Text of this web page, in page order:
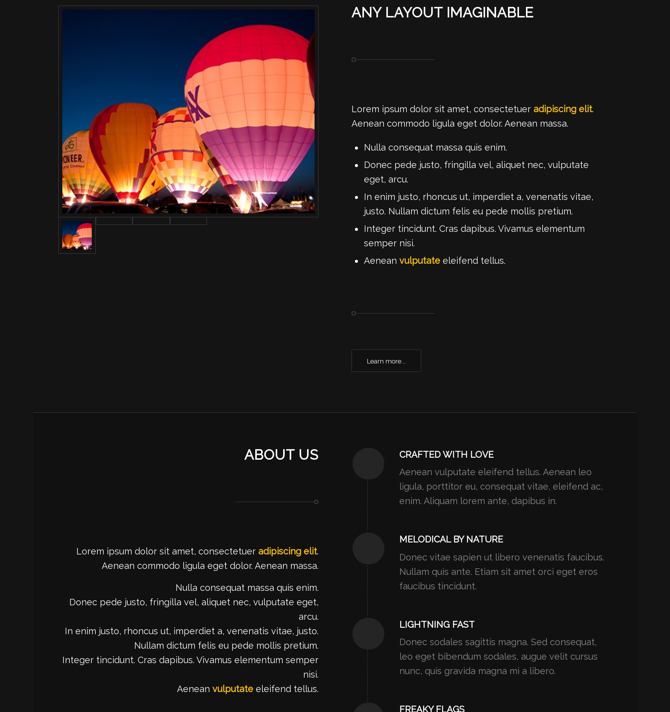
ANY LAYOUT IMAGINABLE
Lorem ipsum dolor sit amet, consectetueradipiscing elit.
Aenean commodo ligula eget dolor. Aenean massa.
Nulla consequat massa quis enim.
Donec pede justo, fringilla vel, aliquet nec, vulputate
eget, arcu.
In enim justo, rhoncus ut, imperdiet a, venenatis vitae,
justo. Nullam dictum felis eu pede mollis pretium.
Integer tincidunt. Cras dapibus. Vivamus elementum
semper nisi.
Aeneanvulputate eleifend tellus.
Learn more...
ABOUT US
Lorem ipsum dolor sit amet, consectetuer adipiscing elit.
Aenean commodo ligula eget dolor. Aenean massa.
Nulla consequat massa quis enim.
Donec pede justo, fringilla vel, aliquet nec, vulputate eget,
arcu.
In enim justo, rhoncus ut, imperdiet a, venenatis vitae, justo.
Nullam dictum felis eu pede mollis pretium.
Integer tincidunt. Cras dapibus. Vivamus elementum semper
nisi.
Aenean vulputateeleifend tellus.
CRAFTED WITH LOVE
Aenean vulputate eleifend tellus. Aenean leo
ligula, porttitor eu, consequat vitae, eleifend ac,
enim. Aliquam lorem ante, dapibus in.
MELODICAL BY NATURE
Donec vitae sapien ut libero venenatis faucibus.
Nullam quis ante. Etiam sit amet orci eget eros
faucibus tincidunt.
LIGHTNING FAST
Donec sodales sagittis magna. Sed consequat,
leo eget bibendum sodales, augue velit cursus
nunc, quis gravida magna mi a libero.
FREAKY FLAGS